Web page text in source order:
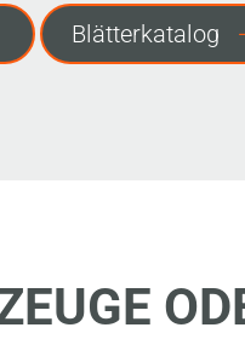
Blätterkatalog